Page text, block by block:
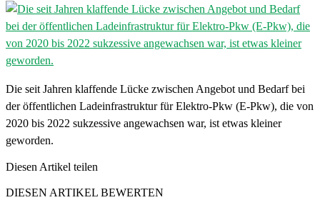
Die seit Jahren klaffende Lücke zwischen Angebot und Bedarf bei
der öffentlichen Ladeinfrastruktur für Elektro-Pkw (E-Pkw), die von
2020 bis 2022 sukzessive angewachsen war, ist etwas kleiner
geworden.
Diesen Artikel teilen
DIESEN ARTIKEL BEWERTEN